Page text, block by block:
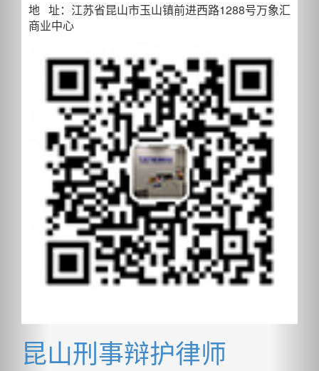
地 址：江苏省昆山市玉山镇前进西路1288号万象汇
商业中心
昆山刑事辩护律师